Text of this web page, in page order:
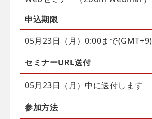
申込期限
05月23日（月）0:00まで(GMT+9)
セミナーURL送付
05月23日（月）中に送付します
参加方法